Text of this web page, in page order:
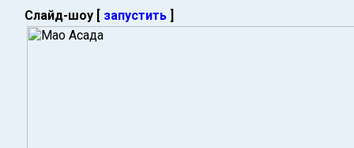
Слайд-шоу [ запустить ]